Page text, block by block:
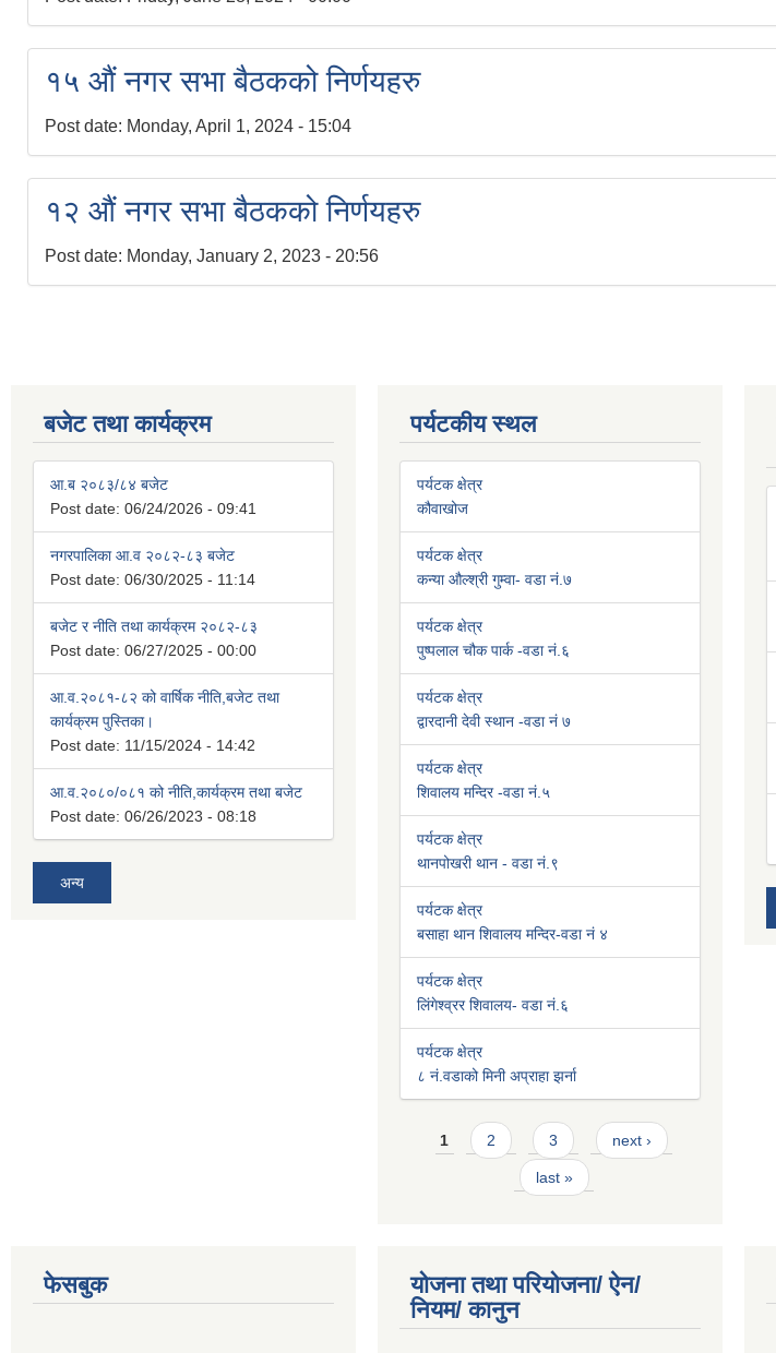
१५ औं नगर सभा बैठकको निर्णयहरु
Post date: Monday, April 1, 2024 - 15:04
१२ औं नगर सभा बैठकको निर्णयहरु
Post date: Monday, January 2, 2023 - 20:56
बजेट तथा कार्यक्रम
आ.ब २०८३/८४ बजेट
Post date: 06/24/2026 - 09:41
नगरपालिका आ.व २०८२-८३ बजेट
Post date: 06/30/2025 - 11:14
बजेट र नीति तथा कार्यक्रम २०८२-८३
Post date: 06/27/2025 - 00:00
आ.व.२०८१-८२ को वार्षिक नीति,बजेट तथा
कार्यक्रम पुस्तिका।
Post date: 11/15/2024 - 14:42
आ.व.२०८०/०८१ को नीति,कार्यक्रम तथा बजेट
Post date: 06/26/2023 - 08:18
अन्य
पर्यटकीय स्थल
पर्यटक क्षेत्र
कौवाखोज
पर्यटक क्षेत्र
कन्या औल्श्री गुम्वा- वडा नं.७
पर्यटक क्षेत्र
पुष्पलाल चौक पार्क -वडा नं.६
पर्यटक क्षेत्र
द्वारदानी देवी स्थान -वडा नं ७
पर्यटक क्षेत्र
शिवालय मन्दिर -वडा नं.५
पर्यटक क्षेत्र
थानपोखरी थान - वडा नं.९
पर्यटक क्षेत्र
बसाहा थान शिवालय मन्दिर-वडा नं ४
पर्यटक क्षेत्र
लिंगेश्व्रर शिवालय- वडा नं.६
पर्यटक क्षेत्र
८ नं.वडाको मिनी अप्राहा झर्ना
Pages
1 2 3 next ›
last »
फेसबुक
योजना तथा परियोजना/ ऐन/
नियम/ कानुन